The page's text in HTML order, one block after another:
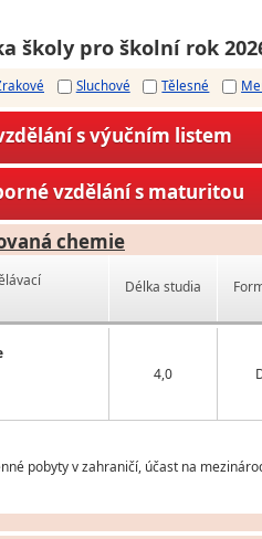
školy pro školní rok
Sluchové Tělesné
s výučním listem
vzdělání s maturitou
chemie
Délka studia
4,0
pobyty v zahraničí, účast na